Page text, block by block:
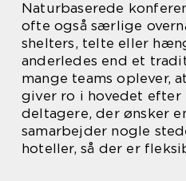
Naturbaserede
ofte også særlige
shelters, telte eller
anderledes end et
mange teams oplever,
giver ro i hovedet efter
deltagere, der ønsker
samarbejder nogle
hoteller, så der er